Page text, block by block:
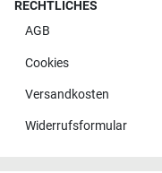
RECHTLICHES
AGB
Cookies
Versandkosten
Widerrufsformular